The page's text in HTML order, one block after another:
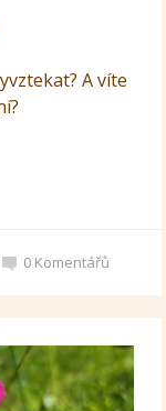
A víte
0 Komentářů